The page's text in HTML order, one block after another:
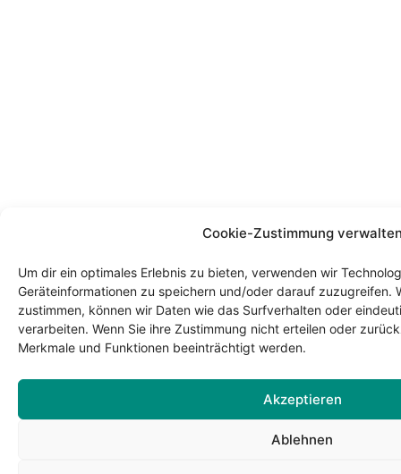
Cookie-Zustimmung
Um dir ein optimales Erlebnis zu bieten, verwenden wir
Geräteinformationen zu speichern und/oder darauf zuzugreifen.
zustimmen, können wir Daten wie das Surfverhalten oder
verarbeiten. Wenn Sie ihre Zustimmung nicht erteilen oder
Merkmale und Funktionen beeinträchtigt werden.
Akzeptieren
Ablehnen